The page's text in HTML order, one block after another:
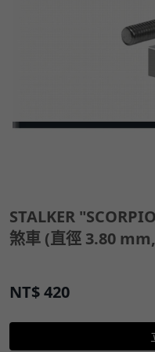
STALKER
煞車 (直徑 3.80
NT$420